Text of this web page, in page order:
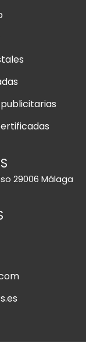
29006 Málaga